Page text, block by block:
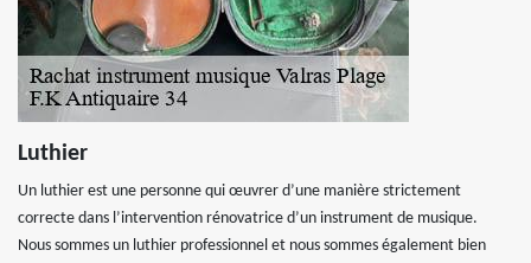
Luthier
Un luthier est une personne qui œuvrer d’une manière strictement
correcte dans l’intervention rénovatrice d’un instrument de musique.
Nous sommes un luthier professionnel et nous sommes également bien